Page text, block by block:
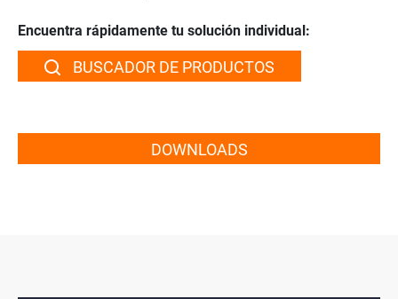
Encuentra rápidamente tu solución individual:
BUSCADOR DE PRODUCTOS
DOWNLOADS